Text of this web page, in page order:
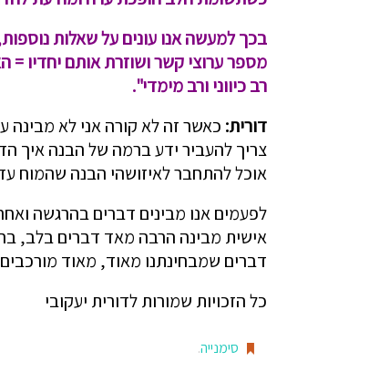
בכך למעשה אנו עונים על שאלות
מספר ערוצי קשר ושוזרת אותם יחדיו =
רב כיווני ורב מימדי".
דורית: כאשר זה לא קורה אני לא
צריך להעביר ידע ברמה של הבנה איך
אוכל להתחבר לאיזושהי הבנה שהמוח
לפעמים אנו מבינים דברים בהרגשה
אישית מבינה הרבה מאד דברים בלב,
דברים שמבחינתנו מאוד, מאוד
כל הזכויות שמורות לדורית יעקובי
סימנייה.